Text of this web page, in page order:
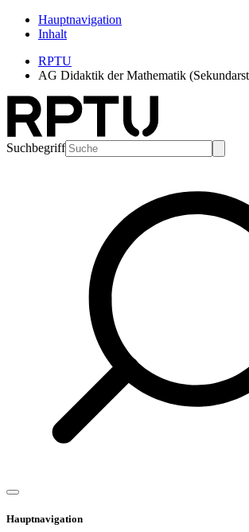
Hauptnavigation
Inhalt
RPTU
AG Didaktik der Mathematik
Suchbegriff
Hauptnavigation